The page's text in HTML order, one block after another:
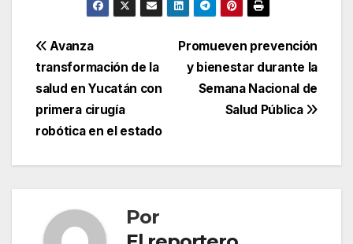
Navegación
de
entradas
Promueven prevención
y bienestar durante la
Semana Nacional de
Salud Pública
Avanza
transformación de la
salud en Yucatán con
primera cirugía
robótica en el estado
Por